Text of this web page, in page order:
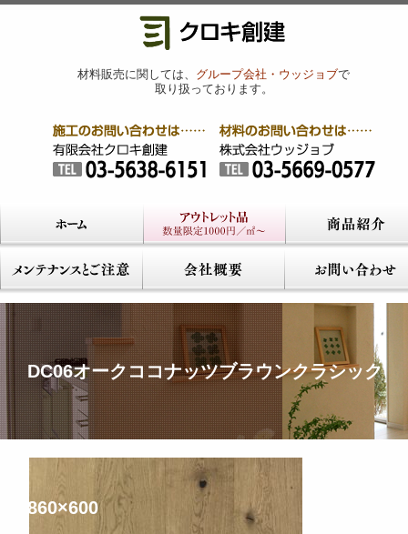
材料販売に関しては、 グループ会社・ウッジョブで
取り扱っております。
DC06オークココナッツブラウンクラシック
860×600